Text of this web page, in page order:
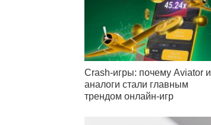
Crash-игры: почему Aviator и
аналоги стали главным
трендом онлайн-игр